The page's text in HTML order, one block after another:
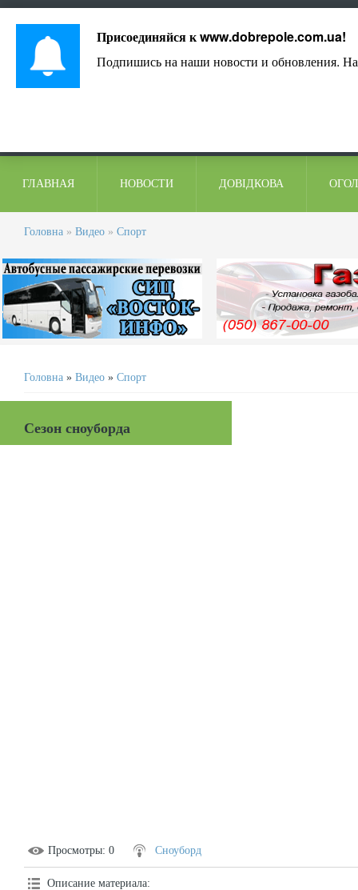
ГЛАВНАЯ НОВОСТИ ДОВІДКОВА
Головна » Видео » Спорт
Головна » Видео » Спорт
Сезон сноуборда
Просмотры: 0 Сноуборд
Описание материала:
Присоединяйся кwww.dobrepole.com.ua!
Подпишись на наши новости и обновления.